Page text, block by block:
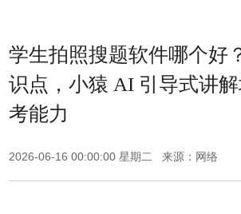
学生拍照搜题软件哪个好
识点，小猿 AI 引导式讲
考能力
2026-06-16 00:00:00 星期二 来源：网络